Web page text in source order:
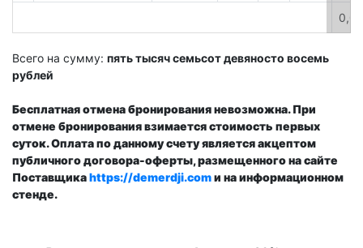
0,00
Всего на сумму: пять тысяч семьсот девяносто восемь
рублей
Бесплатная отмена бронирования невозможна. При
отмене бронирования взимается стоимость первых
суток. Оплата по данному счету является акцептом
публичного договора-оферты, размещенного на сайте
Поставщикаhttps://demerdji.comи на информационном
стенде.